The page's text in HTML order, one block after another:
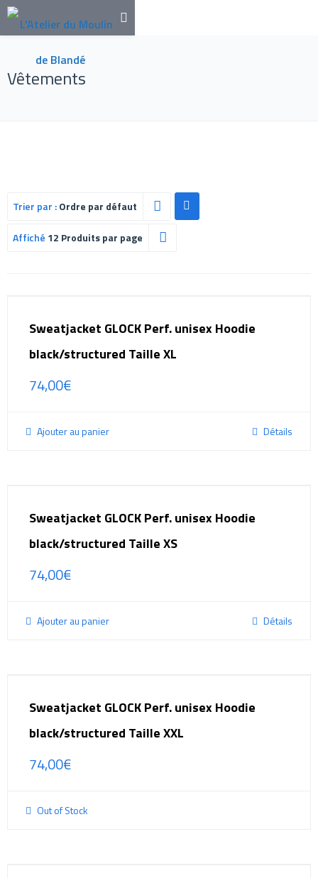
Vêtements
Trier par :Ordre par défaut
Affiché 12 Produits par page
Sweatjacket GLOCK Perf. unisex Hoodie
black/structured Taille XL
74,00€
Ajouter au panier Détails
Sweatjacket GLOCK Perf. unisex Hoodie
black/structured Taille XS
74,00€
Ajouter au panier Détails
Sweatjacket GLOCK Perf. unisex Hoodie
black/structured Taille XXL
74,00€
Out of Stock